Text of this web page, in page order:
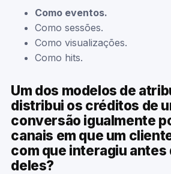
Como eventos.
Como sessões.
Como visualizações.
Como hits.
Um dos modelos de
distribui os créditos de
conversão igualmente
canais em que um
com que interagiu antes
deles?